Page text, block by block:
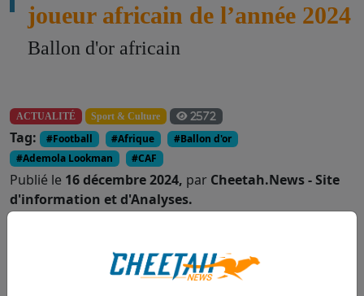
joueur africain de l’année 2024
Ballon d'or africain
ACTUALITÉ Sport & Culture 2572
Tag: #Football #Afrique
#Ballon d'or
#Ademola Lookman
#CAF
Publié le 16 décembre 2024, par Cheetah.News - Site
d'information et d'Analyses.
Partager :